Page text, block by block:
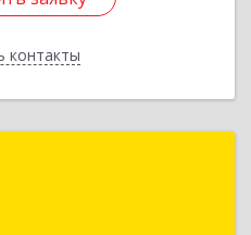
контакты
Каменск-Уральский